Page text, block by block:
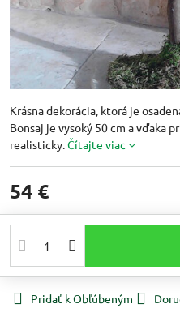
Krásna dekorácia, ktorá je
Bonsaj je vysoký 50 cm a vďaka
realisticky.Čítajte viac
54 €
Pridať k Obľúbeným